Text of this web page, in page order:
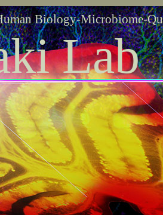
Biology-Microbiome-
Lab